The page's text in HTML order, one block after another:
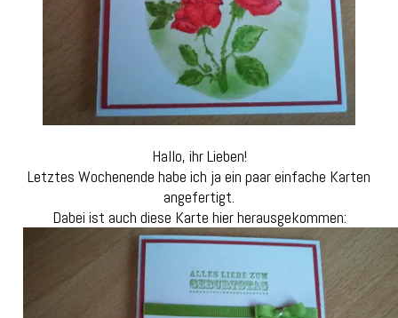
Hallo, ihr Lieben!
Letztes Wochenende habe ich ja ein paar einfache Karten
angefertigt.
Dabei ist auch diese Karte hier herausgekommen: